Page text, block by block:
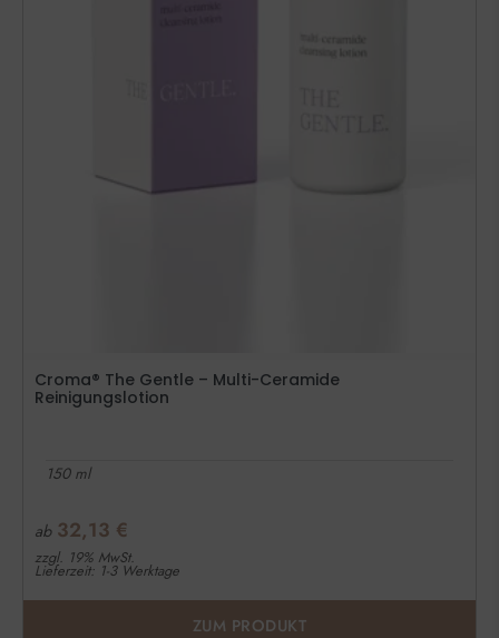
Croma® The Gentle – Multi-Ceramide
Reinigungslotion
150 ml
ab 32,13 €
zzgl. 19% MwSt.
Lieferzeit: 1-3 Werktage
ZUM PRODUKT